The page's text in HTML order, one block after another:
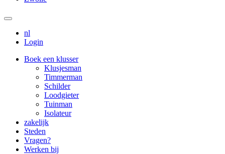
nl
Login
Boek een klusser
Klusjesman
Timmerman
Schilder
Loodgieter
Tuinman
Isolateur
zakelijk
Steden
Vragen?
Werken bij